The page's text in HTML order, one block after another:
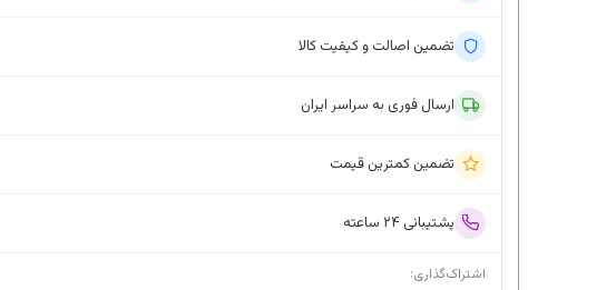
تضمین اصالت و کیفیت کالا
ارسال فوری به سراسر ایران
تضمین کمترین قیمت
پشتیبانی ۲۴ ساعته
اشتراک‌گذاری: